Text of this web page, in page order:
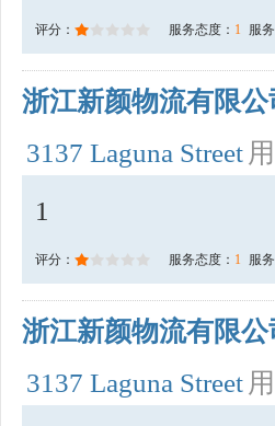
评分： 服务态度： 1 服
浙江新颜物流有限公
3137 Laguna Street
1
评分： 服务态度： 1 服
浙江新颜物流有限公
3137 Laguna Street